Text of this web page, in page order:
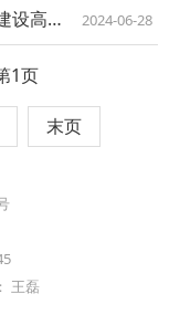
关于CSC-西班牙巴塞罗那自治大学“国家建设高水平大学公派研究生项目”攻读博士学... 2024-06-28
1页
末页
王磊